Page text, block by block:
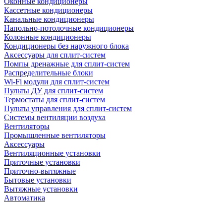
Кассетные кондиционеры
Канальные кондиционеры
Напольно-потолочные кондиционеры
Колонные кондиционеры
Кондиционеры без наружного блока
Аксессуары для сплит-систем
Помпы дренажные для сплит-систем
Распределительные блоки
Wi-Fi модули для сплит-систем
Пульты ДУ для сплит-систем
Термостаты для сплит-систем
Пульты управления для сплит-систем
Системы вентиляции воздуха
Вентиляторы
Промышленные вентиляторы
Аксессуары
Вентиляционные установки
Приточные установки
Приточно-вытяжные
Бытовые установки
Вытяжные установки
Автоматика